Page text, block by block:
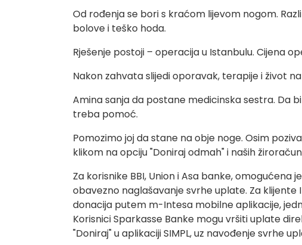
Od rođenja se bori s kraćom lijevom nogom.
bolove i teško hoda.
Rješenje postoji – operacija u Istanbulu. Cijena
Nakon zahvata slijedi oporavak, terapije i život
Amina sanja da postane medicinska sestra. Da
treba pomoć.
Pomozimo joj da stane na obje noge. Osim
klikom na opciju "Doniraj odmah" i naših
Za korisnike BBI, Union i Asa banke, omogućena
obavezno naglašavanje svrhe uplate. Za
donacija putem m-Intesa mobilne aplikacije,
Korisnici Sparkasse Banke mogu vršiti uplate
"Doniraj" u aplikaciji SIMPL, uz navođenje svrhe